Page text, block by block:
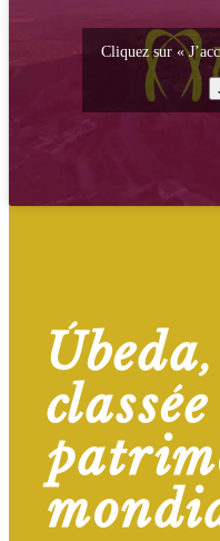
Cliquez sur «